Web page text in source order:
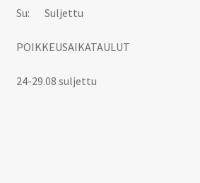
Su: Suljettu
POIKKEUSAIKATAULUT
24-29.08 suljettu